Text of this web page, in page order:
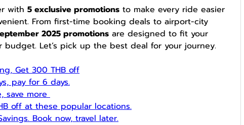
with 5 exclusive promotions to make every ride easier
From first-time booking deals to airport-city
2025 promotions are designed to fit your
budget. Let’s pick up the best deal for your journey.
Get 300 THB off
pay for 6 days.
save more
off at these popular locations.
. Book now, travel later.